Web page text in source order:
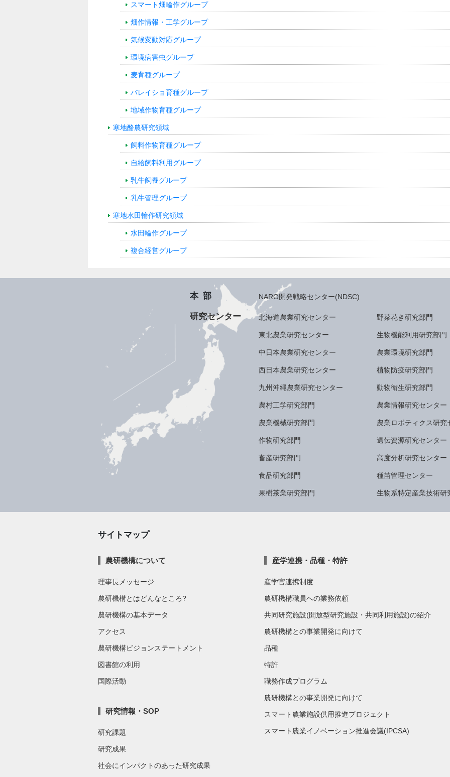
スマート畑輪作グループ
畑作情報・工学グループ
気候変動対応グループ
環境病害虫グループ
麦育種グループ
バレイショ育種グループ
地域作物育種グループ
寒地酪農研究領域
飼料作物育種グループ
自給飼料利用グループ
乳牛飼養グループ
乳牛管理グループ
寒地水田輪作研究領域
水田輪作グループ
複合経営グループ
本部 NARO開発戦略センター(NDSC)
研究センター 北海道農業研究センター
東北農業研究センター
中日本農業研究センター
西日本農業研究センター
九州沖縄農業研究センター
農村工学研究部門
農業機械研究部門
作物研究部門
畜産研究部門
食品研究部門
果樹茶業研究部門
野菜花き研究部門
生物機能利用研究部門
農業環境研究部門
植物防疫研究部門
動物衛生研究部門
農業情報研究センター
農業ロボティクス研究
遺伝資源研究センター
高度分析研究センター
種苗管理センター
生物系特定産業技術研
サイトマップ
農研機構について
理事長メッセージ
農研機構とはどんなところ?
農研機構の基本データ
アクセス
農研機構ビジョンステートメント
図書館の利用
国際活動
研究情報・SOP
研究課題
研究成果
社会にインパクトのあった研究成果
産学連携・品種・特許
産学官連携制度
農研機構職員への業務依頼
共同研究施設(開放型研究施設・共同利用施設)の紹介
農研機構との事業開発に向けて
品種
特許
職務作成プログラム
農研機構との事業開発に向けて
スマート農業施設供用推進プロジェクト
スマート農業イノベーション推進会議(IPCSA)